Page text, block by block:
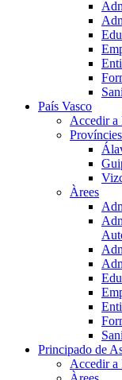
País Vasco
Accedir a
Províncies
Àrees
Principado de
Accedir a